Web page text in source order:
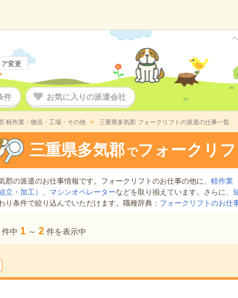
ア変更
件 お気に入りの派遣会社
軽作業・物流・工場・その他 三重県多気郡 フォークリフトの派遣の仕事一覧
三重県多気郡 でフォークリフ
郡の派遣のお仕事情報です。フォークリフトのお仕事の他に、 軽作業
立・加工） 、 マシンオペレーターなどを取り揃えています。さらに、
り条件で絞り込んでいただけます。職種辞典： フォークリフトのお仕
件中 1 ～ 2 件を表示中